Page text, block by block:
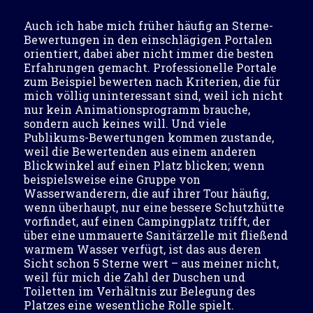
Auch ich habe mich früher häufig an Sterne-
Bewertungen in den einschlägigen Portalen
orientiert, dabei aber nicht immer die besten
Erfahrungen gemacht. Professionelle Portale
zum Beispiel bewerten nach Kriterien, die für
mich völlig uninteressant sind, weil ich nicht
nur kein Animationsprogramm brauche,
sondern auch keines will. Und viele
Publikums-Bewertungen kommen zustande,
weil die Bewertenden aus einem anderen
Blickwinkel auf einen Platz blicken; wenn
beispielsweise eine Gruppe von
Wasserwanderern, die auf ihrer Tour häufig,
wenn überhaupt, nur eine bessere Schutzhütte
vorfindet, auf einen Campingplatz trifft, der
über eine ummauerte Sanitärzelle mit fließend
warmem Wasser verfügt, ist das aus deren
Sicht schon 5 Sterne wert – aus meiner nicht,
weil für mich die Zahl der Duschen und
Toiletten im Verhältnis zur Belegung des
Platzes eine wesentliche Rolle spielt.